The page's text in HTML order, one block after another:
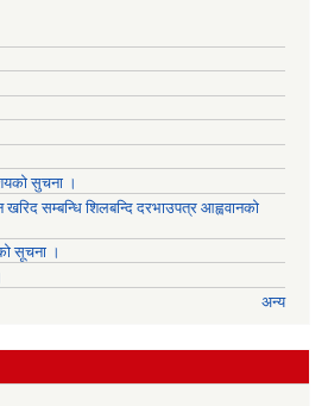
सुचना ।
सम्बन्धि शिलबन्दि दरभाउपत्र आह्ववानको
सूचना ।
अन्य